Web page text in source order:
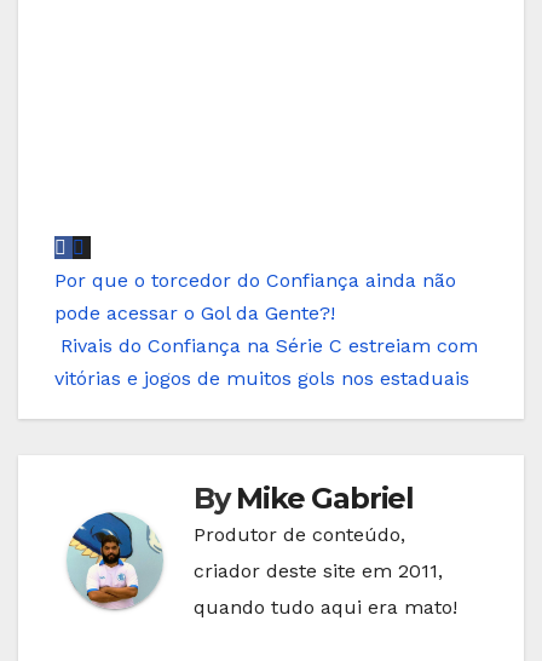
Navegação
de
Post
Por que o torcedor do Confiança ainda não
pode acessar o Gol da Gente?!
Rivais do Confiança na Série C estreiam com
vitórias e jogos de muitos gols nos estaduais
ByMike Gabriel
Produtor de conteúdo,
criador deste site em 2011,
quando tudo aqui era mato!